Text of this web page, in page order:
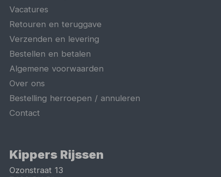
Vacatures
Retouren en teruggave
Verzenden en levering
Bestellen en betalen
Algemene voorwaarden
Over ons
Bestelling herroepen / annuleren
Contact
Kippers Rijssen
Ozonstraat 13